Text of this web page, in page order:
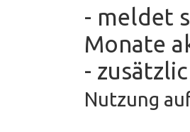
- meldet
Monate
-
Nutzung